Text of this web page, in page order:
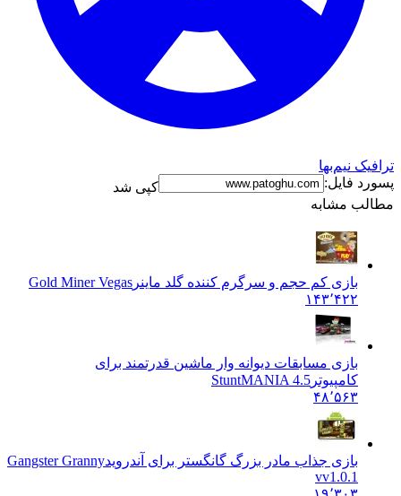
نیم‌بها
فایل:
کپی شد
مشابه
بازی کم حجم و سرگرم کننده گلد ماینرGold Miner Vegas
۱۴۳٬۴۲۲
بازی مسابقات دیوانه وار ماشین قدرتمند برای
کامپیوترStuntMANIA 4.5
۴۸٬۵۶۳
بازی جذاب مادر بزرگ گانگستر برای آندروید Gangster Granny